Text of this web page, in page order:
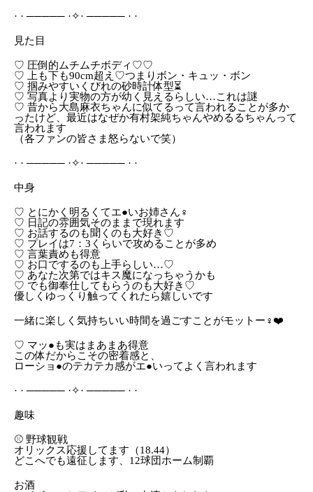
· · ───── ·✧· ───── · ·‬
見た目
♡ 圧倒的ムチムチボディ♡♡
♡ 上も下も90cm超え♡つまりボン・キュッ・ボン
♡ 掴みやすいくびれの砂時計体型⏳
♡ 写真より実物の方が幼く見えるらしい…これは謎
♡ 昔から大島麻衣ちゃんに似てるって言われることが多か
ったけど、最近はなぜか有村架純ちゃんやめるるちゃんって
言われます
（各ファンの皆さま怒らないで笑）
· · ───── ·✧· ───── · ·‬
中身
♡ とにかく明るくてエ●いお姉さん‍♀️
♡ 日記の雰囲気そのままで現れます
♡ お話するのも聞くのも大好き♡
♡ プレイは7：3くらいで攻めることが多め
♡ 言葉責めも得意
♡ お口でするのも上手らしい…♡
♡ あなた次第ではキス魔になっちゃうかも
♡ でも御奉仕してもらうのも大好き♡
優しくゆっくり触ってくれたら嬉しいです
一緒に楽しく気持ちいい時間を過ごすことがモットー‍♀️❤️
♡ マッ●も実はまあまあ得意
この体だからこその密着感と、
ローショ●のテカテカ感がエ●いってよく言われます
· · ───── ·✧· ───── · ·‬
趣味
⚾ 野球観戦
オリックス応援してます（18.44）
どこへでも遠征します、12球団ホーム制覇
お酒